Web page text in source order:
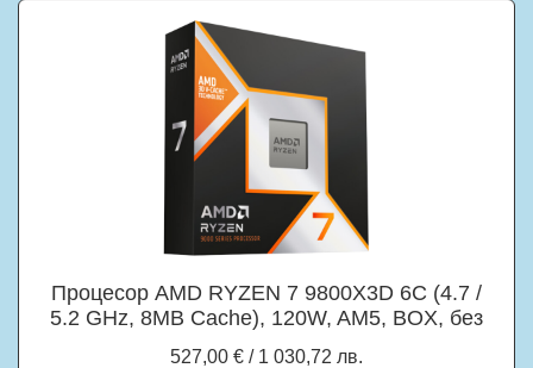
Процесор AMD RYZEN 7 9800X3D 6C (4.7 /
5.2 GHz, 8MB Cache), 120W, AM5, BOX, без
527,00 € / 1 030,72 лв.